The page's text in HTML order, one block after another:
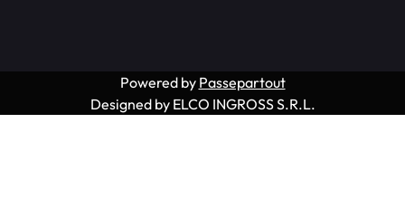
Powered by Passepartout
Designed by ELCO INGROSS S.R.L.